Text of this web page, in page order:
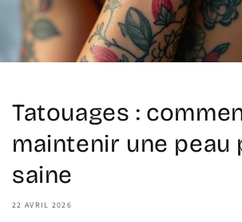
Tatouages :
maintenir une peau
saine
22 AVRIL 2026